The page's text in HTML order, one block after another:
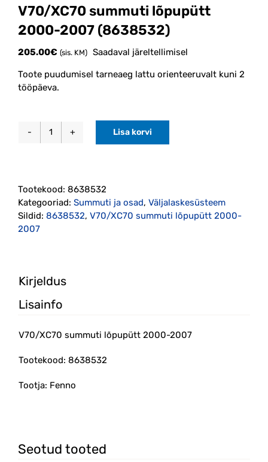
V70/XC70 summuti lõpupütt
2000-2007 (8638532)
205.00€ (sis. KM) Saadaval järeltellimisel
Toote puudumisel tarneaeg lattu orienteeruvalt kuni 2
tööpäeva.
V70/XC70
2007
(8638532)
kogus
Lisa korvi
Tootekood: 8638532
Kategooriad: Summuti ja osad, Väljalaskesüsteem
Sildid: 8638532, V70/XC70 summuti lõpupütt 2000-
2007
Kirjeldus
Lisainfo
V70/XC70 summuti lõpupütt 2000-2007
Tootekood: 8638532
Tootja: Fenno
Seotud tooted